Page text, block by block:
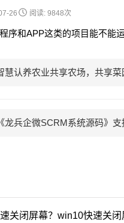
26 阅读: 9848次
序和APP这类的项目能不能运
慧认养农业共享农场，共享菜园APP小程
《龙兵企微SCRM系统源码》支持2开，企业
关闭屏幕？win10快速关闭